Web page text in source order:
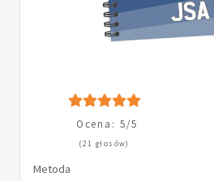
Ocena: 5/5
(21 głosów)
Metoda